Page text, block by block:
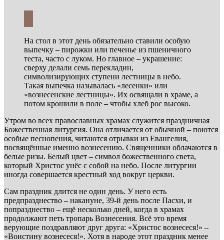
На стол в этот день обязательно ставили особую
выпечку – пирожки или печенье из пшеничного
теста, часто с луком. Но главное – украшение:
сверху делали семь перекладин,
символизирующих ступени лестницы в небо.
Такая выпечка называлась «лесенки» или
«вознесенские лестницы». Их освящали в храме, а
потом крошили в поле – чтобы хлеб рос высоко.
Утром во всех православных храмах служится праздничная
Божественная литургия. Она отличается от обычной – поются
особые песнопения, читаются отрывки из Евангелия,
посвящённые именно вознесению. Священники облачаются в
белые ризы. Белый цвет – символ божественного света,
который Христос унёс с собой на небо. После литургии
иногда совершается крестный ход вокруг церкви.
Сам праздник длится не один день. У него есть
предпразднество – накануне, 39-й день после Пасхи, и
попразднество – ещё несколько дней, когда в храмах
продолжают петь тропарь Вознесения. Всё это время
верующие поздравляют друг друга: «Христос вознесеся!» –
«Воистину вознесеся!». Хотя в народе этот праздник менее